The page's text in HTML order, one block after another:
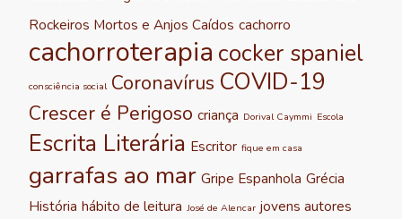
Rockeiros Mortos e Anjos Caídos cachorro
cachorroterapia cocker spaniel
consciência social Coronavírus COVID-19
Crescer é Perigoso criança Dorival Caymmi Escola
Escrita Literária Escritor fique em casa
garrafas ao mar Gripe Espanhola Grécia
História hábito de leitura José de Alencar jovens autores